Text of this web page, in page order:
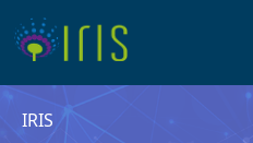
IRIS